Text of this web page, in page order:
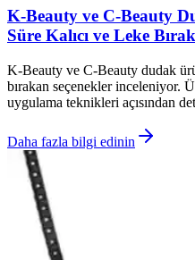
K-Beauty ve C-Beauty
Süre Kalıcı ve Leke
K-Beauty ve C-Beauty dudak
bırakan seçenekler inceleniyor.
uygulama teknikleri açısından
Daha fazla bilgi edinin